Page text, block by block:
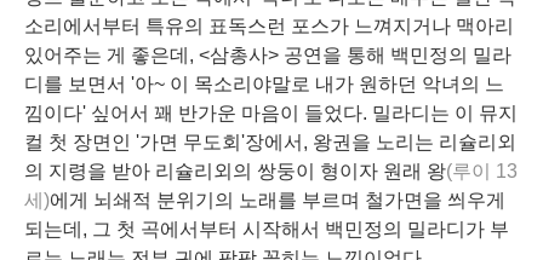
소리에서부터 특유의 표독스런 포스가 느껴지거나 맥아리
있어주는 게 좋은데, <삼총사> 공연을 통해 백민정의 밀라
디를 보면서 '아~ 이 목소리야말로 내가 원하던 악녀의 느
낌이다' 싶어서 꽤 반가운 마음이 들었다. 밀라디는 이 뮤지
컬 첫 장면인 '가면 무도회'장에서, 왕권을 노리는 리슐리외
의 지령을 받아 리슐리외의 쌍둥이 형이자 원래 왕(루이 13
세)에게 뇌쇄적 분위기의 노래를 부르며 철가면을 씌우게
되는데, 그 첫 곡에서부터 시작해서 백민정의 밀라디가 부